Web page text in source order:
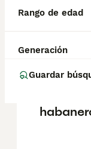
Rango de edad
Generación
Guardar
¿Cuál
de